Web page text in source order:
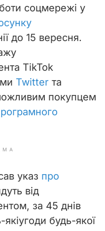
соцмережі у
до 15 вересня.
TikTok
Twitter та
покупцем
указ про
від
за 45 днів
угоди будь-якої